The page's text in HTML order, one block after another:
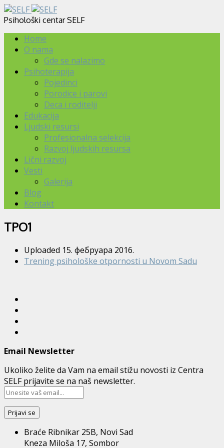
Psihološki centar SELF
Home
O nama
Gde se nalazimo
Psihoterapija
Pojedinci
Porodice i parovi
Deca i roditelji
Edukacija
Ljudski resursi
Profesionalna selekcija
Razvoj ljudskih resursa
Lični razvoj
Vesti
Galerija
Blog
Kontakt
TPO1
Uploaded 15. фебруара 2016.
Trening psihološke otpornosti u Novom Sadu
Email Newsletter
Ukoliko želite da Vam na email stižu novosti iz Centra
SELF prijavite se na naš newsletter.
Braće Ribnikar 25B, Novi Sad
Kneza Miloša 17, Sombor